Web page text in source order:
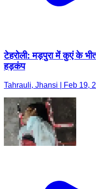
टेहरोली: मड़पुरा में कुएं के
हड़कंप
Tahrauli, Jhansi | Feb 19,